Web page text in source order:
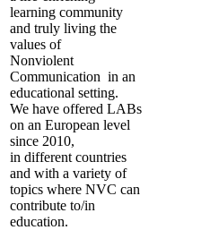
learning community
and truly living the
values of
Nonviolent
Communication in an
educational setting.
We have offered LABs
on an European level
since 2010,
in different countries
and with a variety of
topics where NVC can
contribute to/in
education.